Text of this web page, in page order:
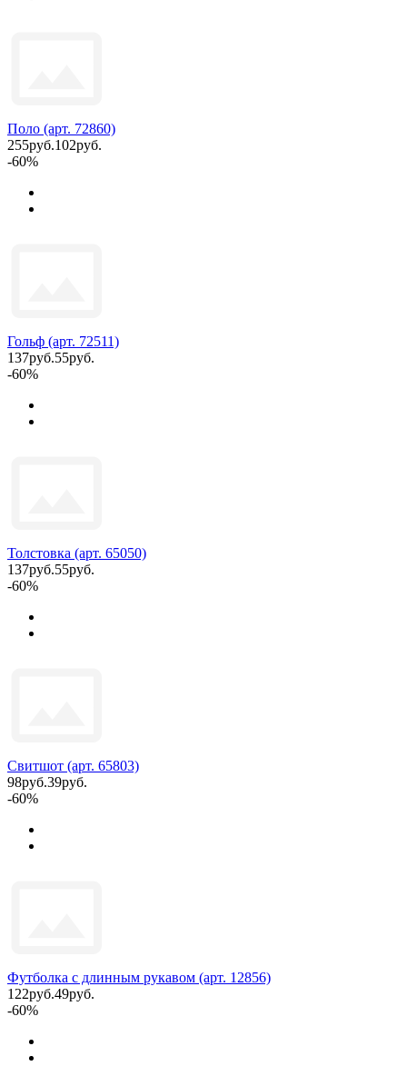
Поло (арт. 72860)
255руб.102руб.
-60%
Гольф (арт. 72511)
137руб.55руб.
-60%
Толстовка (арт. 65050)
137руб.55руб.
-60%
Свитшот (арт. 65803)
98руб.39руб.
-60%
Футболка с длинным рукавом (арт. 12856)
122руб.49руб.
-60%